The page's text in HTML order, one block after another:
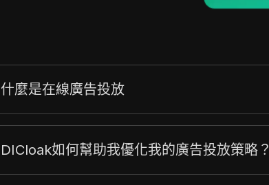
什麼是在線廣告投放
DICloak如何幫助我優化我的廣告投放策略？